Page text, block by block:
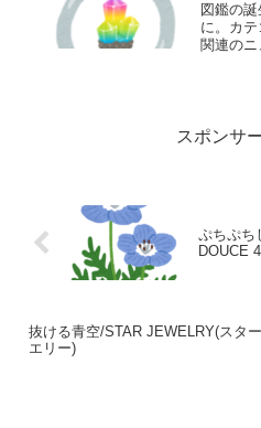
図鑑の
に。カ
関連の
スポンサ
ぷちぷち
DOUCE
抜ける青空/STAR JEWELRY(スタ
エリー)